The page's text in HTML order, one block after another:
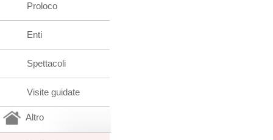
Proloco
Enti
Spettacoli
Visite guidate
Altro